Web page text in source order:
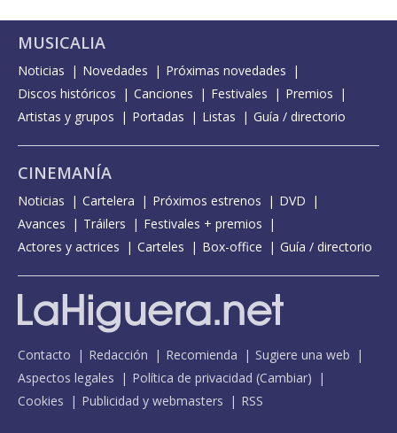
MUSICALIA
Noticias Novedades
Próximas novedades
Discos históricos
Canciones Festivales
Premios
Artistas y grupos
Portadas Listas Guía / directorio
CINEMANÍA
Noticias Cartelera Próximos estrenos
DVD
Avances
Tráilers
Festivales + premios
Actores y actrices
Carteles Box-office Guía / directorio
Contacto Redacción Recomienda
Sugiere una web
Aspectos legales
Política de privacidad (Cambiar)
Cookies
Publicidad y webmasters RSS